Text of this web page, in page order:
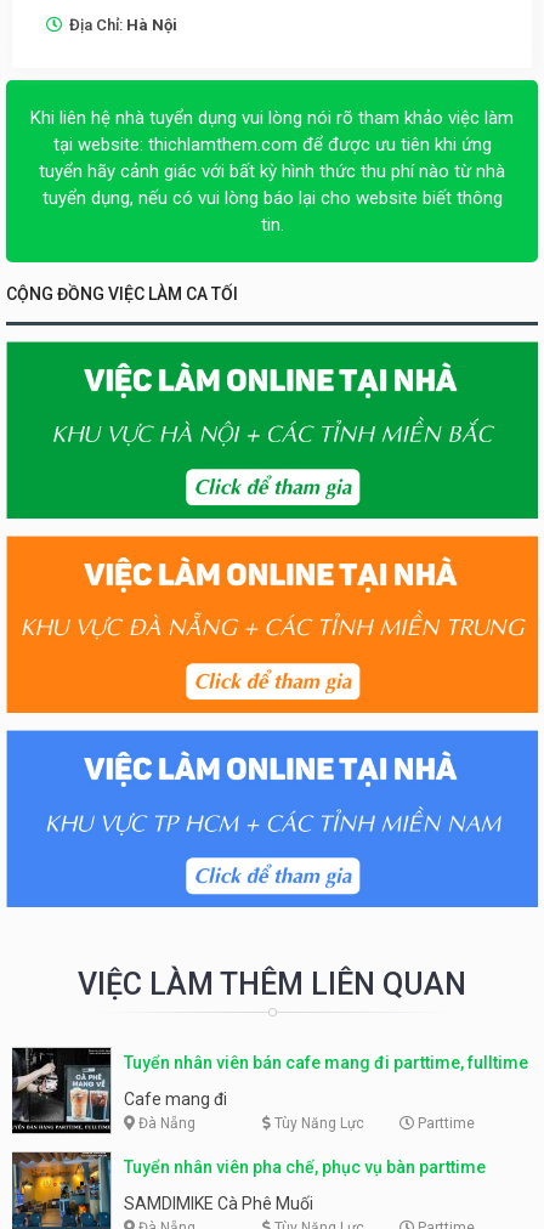
Địa Chỉ: Hà Nội
Khi liên hệ nhà tuyển dụng vui lòng nói rõ tham khảo việc làm
tại website: thichlamthem.com để được ưu tiên khi ứng
tuyển hãy cảnh giác với bất kỳ hình thức thu phí nào từ nhà
tuyển dụng, nếu có vui lòng báo lại cho website biết thông
tin.
CỘNG ĐỒNG VIỆC LÀM CA TỐI
VIỆC LÀM THÊM LIÊN QUAN
Tuyển nhân viên bán cafe mang đi parttime, fulltime
Cafe mang đi
Đà Nẵng Tùy Năng Lực Parttime
Tuyển nhân viên pha chế, phục vụ bàn parttime
SAMDIMIKE Cà Phê Muối